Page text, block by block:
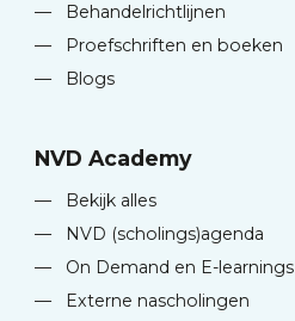
—
Behandelrichtlijnen
—
Proefschriften en boeken
—
Blogs
NVD Academy
—
Bekijk alles
—
NVD (scholings)agenda
—
On Demand en E-learnings
—
Externe nascholingen